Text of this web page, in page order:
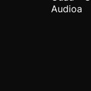
Audioa